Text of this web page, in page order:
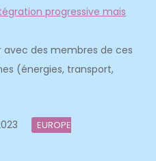
progressive mais
avec des membres de ces
(énergies, transport,
EUROPE